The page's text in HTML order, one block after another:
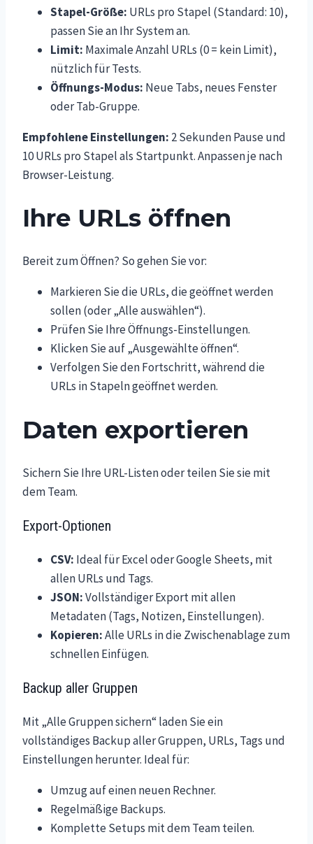
Stapel-Größe: URLs pro Stapel (Standard: 10),
passen Sie an Ihr System an.
Limit: Maximale Anzahl URLs (0 = kein Limit),
nützlich für Tests.
Öffnungs-Modus: Neue Tabs, neues Fenster
oder Tab-Gruppe.
Empfohlene Einstellungen: 2 Sekunden Pause und
10 URLs pro Stapel als Startpunkt. Anpassen je nach
Browser-Leistung.
Ihre URLs öffnen
Bereit zum Öffnen? So gehen Sie vor:
Markieren Sie die URLs, die geöffnet werden
sollen (oder „Alle auswählen“).
Prüfen Sie Ihre Öffnungs-Einstellungen.
Klicken Sie auf „Ausgewählte öffnen“.
Verfolgen Sie den Fortschritt, während die
URLs in Stapeln geöffnet werden.
Daten exportieren
Sichern Sie Ihre URL-Listen oder teilen Sie sie mit
dem Team.
Export-Optionen
CSV: Ideal für Excel oder Google Sheets, mit
allen URLs und Tags.
JSON:Vollständiger Export mit allen
Metadaten (Tags, Notizen, Einstellungen).
Kopieren:Alle URLs in die Zwischenablage zum
schnellen Einfügen.
Backup aller Gruppen
Mit „Alle Gruppen sichern“ laden Sie ein
vollständiges Backup aller Gruppen, URLs, Tags und
Einstellungen herunter. Ideal für:
Umzug auf einen neuen Rechner.
Regelmäßige Backups.
Komplette Setups mit dem Team teilen.